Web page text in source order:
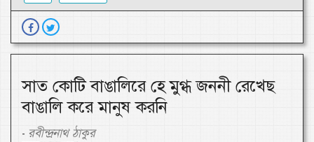
সাত কোটি বাঙালিরে হে মুগ্ধ জননী রেখেছ
বাঙালি করে মানুষ করনি
- রবীন্দ্রনাথ ঠাকুর